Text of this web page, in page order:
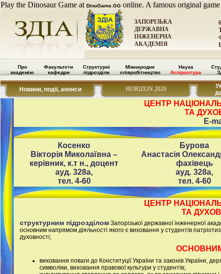
Play the Dinosaur Game at DinoGame.GG online. A famous original
ЗАПОРІЗЬКА
ДЕРЖАВНА
ІНЖЕНЕРНА
АКАДЕМІЯ
Про
академію
Факультети
кафедри
Структурні
підрозділи
Міжнародне
співробітництво
Наука
Аспірантура
Новини, події, анонси HORIZON 2020
ЦЕНТР
ТА
E-
Косенко
Вікторія Миколаївна –
керівник, к.т н., доцент
ауд. 328а,
тел. 4-60
Бурова
Анастасія
фахівець
ауд. 328а,
тел. 4-60
ЦЕНТР
ТА
структурним підрозділом Запорізької державної інженерної
основним напрямом діяльності якого є виховання у студентів
духовності;
виховання поваги до Конституції України та законів України,
символіки, виховання правової культури у студентів;